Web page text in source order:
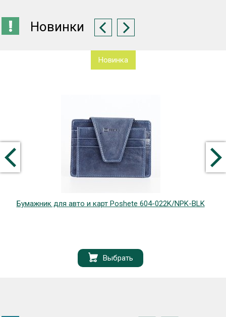
Новинки
Новинка
Бумажник для авто и карт Poshete 604-022K/NPK-BLK
Выбрать